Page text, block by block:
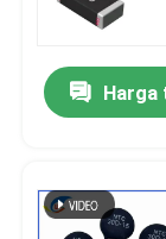
Harga